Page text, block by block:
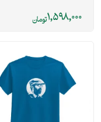
1,598,000تومان